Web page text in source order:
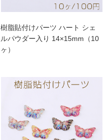
樹脂貼付けパーツ ハート シェ
ルパウダー入り 14×15mm（10
ヶ）